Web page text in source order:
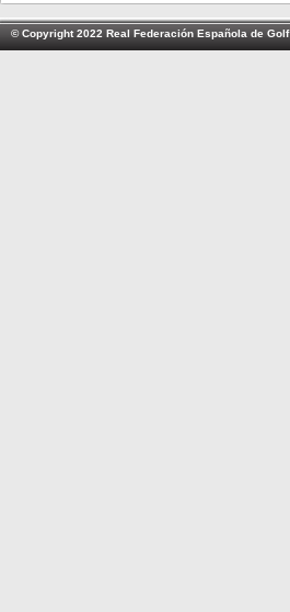
© Copyright 2022 Real Federación Española de Golf